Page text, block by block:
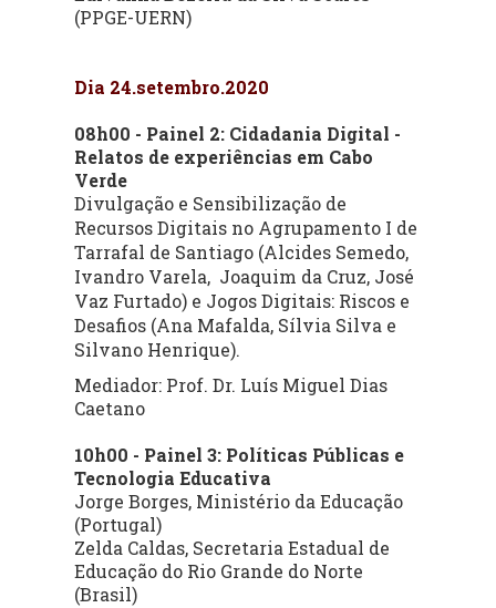
(PPGE-UERN)
Dia 24.setembro.2020
08h00 - Painel 2: Cidadania Digital -
Relatos de experiências em Cabo
Verde
Divulgação e Sensibilização de
Recursos Digitais no Agrupamento I de
Tarrafal de Santiago (Alcides Semedo,
Ivandro Varela, Joaquim da Cruz, José
Vaz Furtado) e Jogos Digitais: Riscos e
Desafios (Ana Mafalda, Sílvia Silva e
Silvano Henrique).
Mediador: Prof. Dr. Luís Miguel Dias
Caetano
10h00 - Painel 3: Políticas Públicas e
Tecnologia Educativa
Jorge Borges, Ministério da Educação
(Portugal)
Zelda Caldas, Secretaria Estadual de
Educação do Rio Grande do Norte
(Brasil)